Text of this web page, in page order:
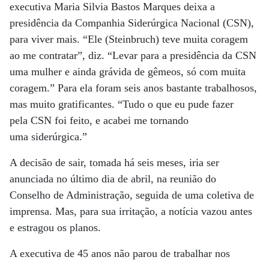
executiva Maria Silvia Bastos Marques deixa a
presidência da Companhia Siderúrgica Nacional (CSN),
para viver mais. “Ele (Steinbruch) teve muita coragem
ao me contratar”, diz. “Levar para a presidência da CSN
uma mulher e ainda grávida de gêmeos, só com muita
coragem.” Para ela foram seis anos bastante trabalhosos,
mas muito gratificantes. “Tudo o que eu pude fazer
pela CSN foi feito, e acabei me tornando
uma siderúrgica.”
A decisão de sair, tomada há seis meses, iria ser
anunciada no último dia de abril, na reunião do
Conselho de Administração, seguida de uma coletiva de
imprensa. Mas, para sua irritação, a notícia vazou antes
e estragou os planos.
A executiva de 45 anos não parou de trabalhar nos